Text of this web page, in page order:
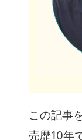
この記事
売歴10年